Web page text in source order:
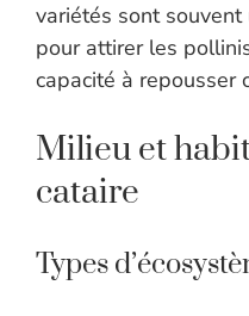
variétés sont
pour attirer les
capacité à repousser
Milieu et
cataire
Types